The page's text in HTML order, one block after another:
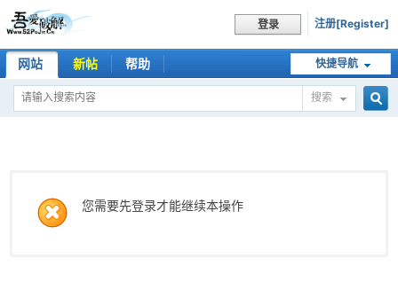
登录 注册[Register]
快捷导航
网站 新帖 帮助
搜索
您需要先登录才能继续本操作